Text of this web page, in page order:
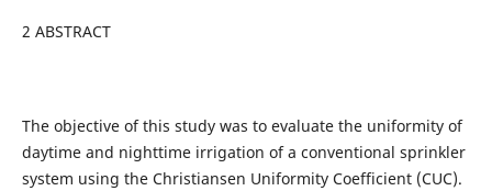
2 ABSTRACT
The objective of this study was to evaluate the uniformity of
daytime and nighttime irrigation of a conventional sprinkler
system using the Christiansen Uniformity Coefficient (CUC).